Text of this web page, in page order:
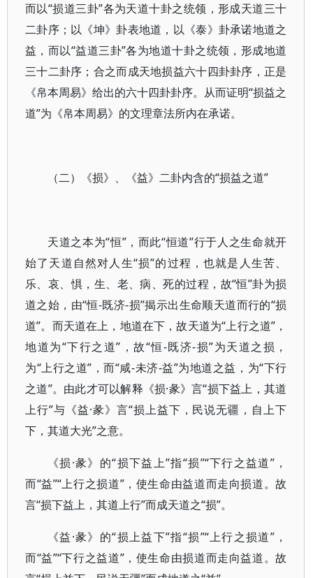
而以“损道三卦”各为天道十卦之统领，形成天道三十
二卦序；以《坤》卦表地道，以《泰》卦承诺地道之
益，而以“益道三卦”各为地道十卦之统领，形成地道
三十二卦序；合之而成天地损益六十四卦卦序，正是
《帛本周易》给出的六十四卦卦序。从而证明“损益之
道”为《帛本周易》的文理章法所内在承诺。
（二）《损》、《益》二卦内含的“损益之道”
天道之本为“恒”，而此“恒道”行于人之生命就开
始了天道自然对人生“损”的过程，也就是人生苦、
乐、哀、惧，生、老、病、死的过程，故“恒”卦为损
道之始，由“恒-既济-损”揭示出生命顺天道而行的“损
道”。而天道在上，地道在下，故天道为“上行之道”，
地道为“下行之道”，故“恒-既济-损”为天道之损，
为“上行之道”，而“咸-未济-益”为地道之益，为“下行
之道”。由此才可以解释《损·彖》言“损下益上，其道
上行”与《益·彖》言“损上益下，民说无疆，自上下
下，其道大光”之意。
《损·彖》的“损下益上”指“损”“下行之益道”，
而“益”“上行之损道”，使生命由益道而走向损道。故
言“损下益上，其道上行”而成天道之“损”。
《益·彖》的“损上益下”指“损”“上行之损道”，
而“益”“下行之益道”，使生命由损道而走向益道。故